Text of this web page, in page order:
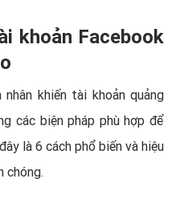
khoản Facebook
khiến tài khoản quảng
các biện pháp phù hợp để
là 6 cách phổ biến và hiệu
chóng.